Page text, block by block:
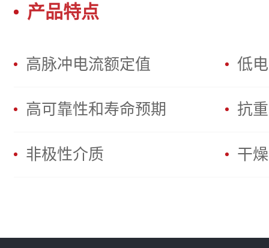
产品特点
高脉冲电流额定值 低
高可靠性和寿命预期 抗
非极性介质 干